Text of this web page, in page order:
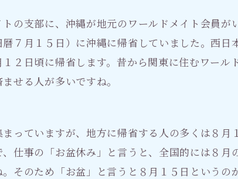
の支部に、沖縄が地元のワールドメイト会員が
７月１５日）に沖縄に帰省していました。西日
２日頃に帰省します。昔から関東に住むワール
せる人が多いですね。
っていますが、地方に帰省する人の多くは８月
仕事の「お盆休み」と言うと、全国的には８月
そのため「お盆」と言うと８月１５日というの